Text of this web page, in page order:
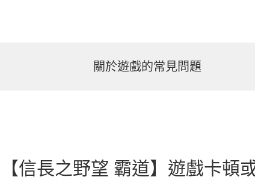
關於遊戲的常見問題
【信長之野望 霸道】遊戲卡